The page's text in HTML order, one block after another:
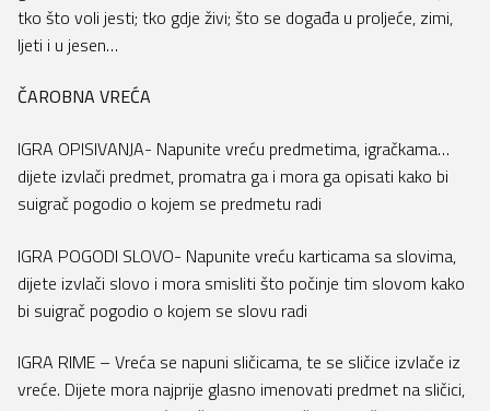
tko što voli jesti; tko gdje živi; što se događa u proljeće, zimi,
ljeti i u jesen…
ČAROBNA VREĆA
IGRA OPISIVANJA- Napunite vreću predmetima, igračkama…
dijete izvlači predmet, promatra ga i mora ga opisati kako bi
suigrač pogodio o kojem se predmetu radi
IGRA POGODI SLOVO- Napunite vreću karticama sa slovima,
dijete izvlači slovo i mora smisliti što počinje tim slovom kako
bi suigrač pogodio o kojem se slovu radi
IGRA RIME – Vreća se napuni sličicama, te se sličice izvlače iz
vreće. Dijete mora najprije glasno imenovati predmet na sličici,